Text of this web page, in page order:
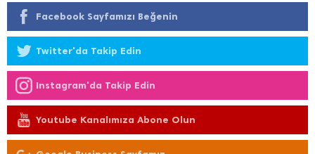
Facebook Sayfamızı Beğenin
Twitter'da Takip Edin
Instagram'da Takip Edin
Youtube Kanalımıza Abone Olun